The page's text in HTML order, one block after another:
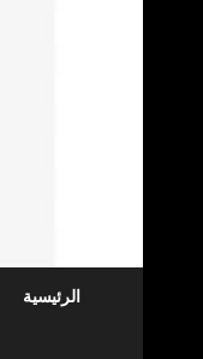
الرئيسية